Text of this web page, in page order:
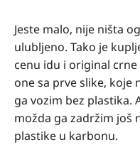
Jeste malo, nije ništa
ulubljeno. Tako je
cenu idu i original
one sa prve slike, koje
ga vozim bez plastika.
možda ga zadržim još
plastike u karbonu.